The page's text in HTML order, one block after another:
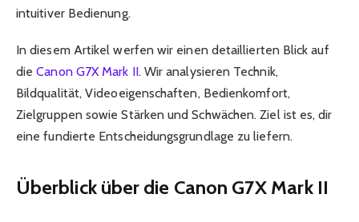
intuitiver Bedienung.
In diesem Artikel werfen wir einen detaillierten Blick auf
dieCanon G7X Mark II. Wir analysieren Technik,
Bildqualität, Videoeigenschaften, Bedienkomfort,
Zielgruppen sowie Stärken und Schwächen. Ziel ist es, dir
eine fundierte Entscheidungsgrundlage zu liefern.
Überblick über die Canon G7X Mark II